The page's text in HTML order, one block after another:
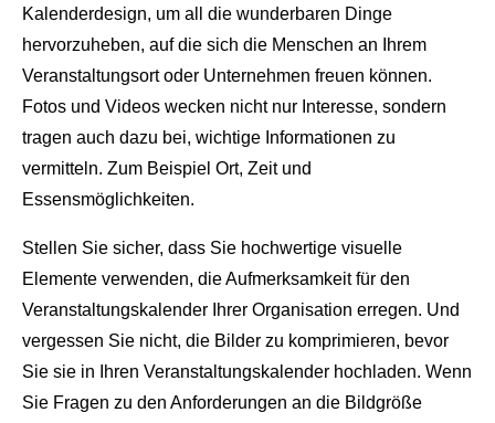
Kalenderdesign, um all die wunderbaren Dinge
hervorzuheben, auf die sich die Menschen an Ihrem
Veranstaltungsort oder Unternehmen freuen können.
Fotos und Videos wecken nicht nur Interesse, sondern
tragen auch dazu bei, wichtige Informationen zu
vermitteln. Zum Beispiel Ort, Zeit und
Essensmöglichkeiten.
Stellen Sie sicher, dass Sie hochwertige visuelle
Elemente verwenden, die Aufmerksamkeit für den
Veranstaltungskalender Ihrer Organisation erregen. Und
vergessen Sie nicht, die Bilder zu komprimieren, bevor
Sie sie in Ihren Veranstaltungskalender hochladen. Wenn
Sie Fragen zu den Anforderungen an die Bildgröße